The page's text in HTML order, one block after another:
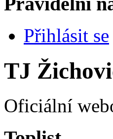
Přihlásit se
TJ
Oficiální